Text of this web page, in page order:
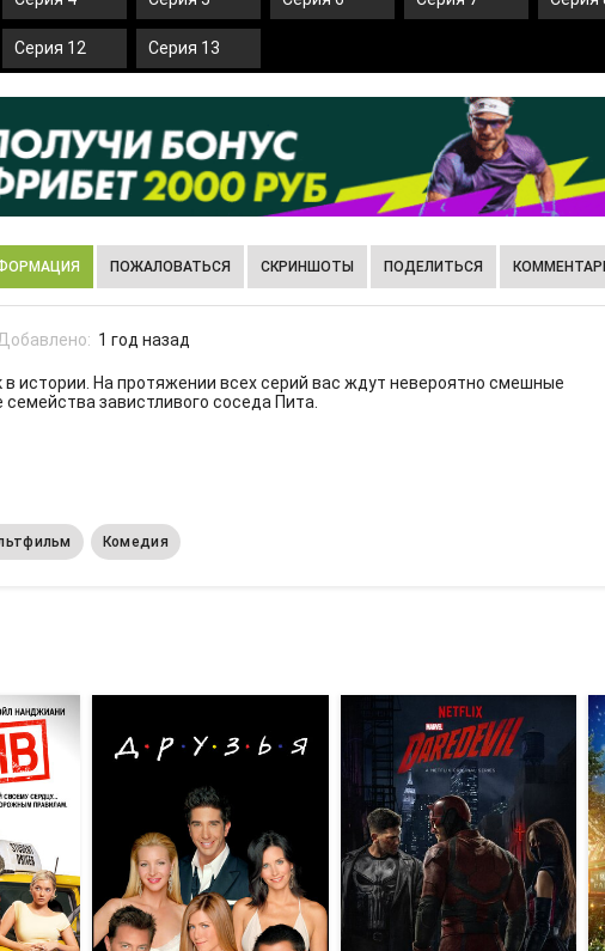
Серия 12 Серия 13
ПОЖАЛОВАТЬСЯ СКРИНШОТЫ ПОДЕЛИТЬСЯ
Добавлено: 1 год назад
истории. На протяжении всех серий вас ждут невероятно смешные
завистливого соседа Пита.
Комедия